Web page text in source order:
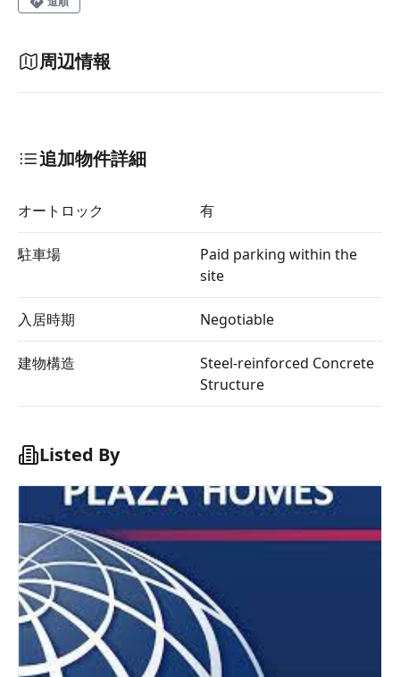
周辺情報
追加物件詳細
オートロック 有
駐車場
Paid parking within the
site
入居時期 Negotiable
建物構造
Steel-reinforced Concrete
Structure
Listed By